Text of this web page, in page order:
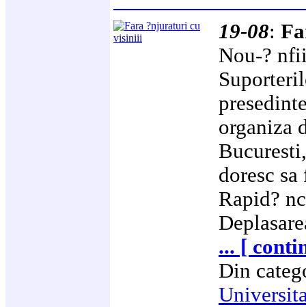
19-08:
Nou-?
organiza
doresc
Rapid?
... [
Din